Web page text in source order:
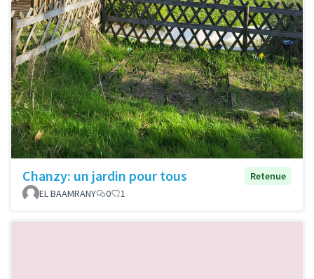
Chanzy: un jardin pour tous
Retenue
EL BAAMRANY
0 1